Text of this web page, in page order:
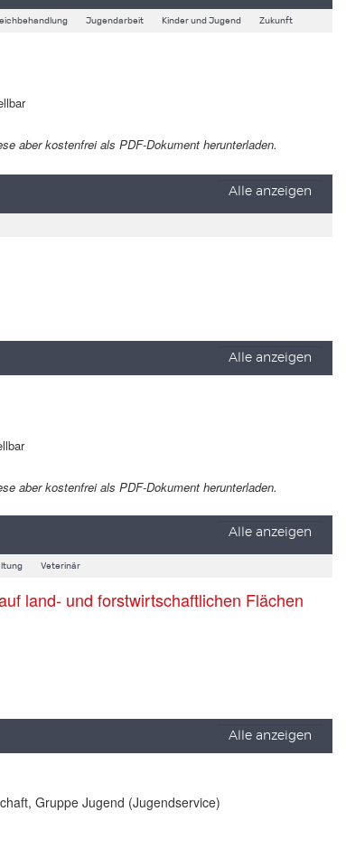
Jugendarbeit Kinder und Jugend Zukunft
aber kostenfrei als PDF-Dokument herunterladen.
Alle anzeigen
Alle anzeigen
aber kostenfrei als PDF-Dokument herunterladen.
Alle anzeigen
Veterinär
land- und forstwirtschaftlichen Flächen
Alle anzeigen
Gruppe Jugend (Jugendservice)